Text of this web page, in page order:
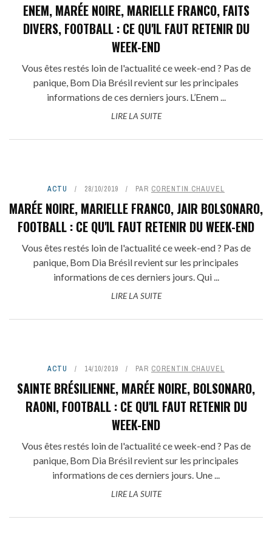
ENEM, MARÉE NOIRE, MARIELLE FRANCO, FAITS
DIVERS, FOOTBALL : CE QU'IL FAUT RETENIR DU
WEEK-END
Vous êtes restés loin de l'actualité ce week-end ? Pas de
panique, Bom Dia Brésil revient sur les principales
informations de ces derniers jours. L’Enem ...
LIRE LA SUITE
ACTU 28/10/2019 PAR CORENTIN CHAUVEL
MARÉE NOIRE, MARIELLE FRANCO, JAIR BOLSONARO,
FOOTBALL : CE QU'IL FAUT RETENIR DU WEEK-END
Vous êtes restés loin de l'actualité ce week-end ? Pas de
panique, Bom Dia Brésil revient sur les principales
informations de ces derniers jours. Qui ...
LIRE LA SUITE
ACTU 14/10/2019 PAR CORENTIN CHAUVEL
SAINTE BRÉSILIENNE, MARÉE NOIRE, BOLSONARO,
RAONI, FOOTBALL : CE QU'IL FAUT RETENIR DU
WEEK-END
Vous êtes restés loin de l'actualité ce week-end ? Pas de
panique, Bom Dia Brésil revient sur les principales
informations de ces derniers jours. Une ...
LIRE LA SUITE